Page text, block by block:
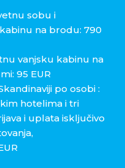
sobu i
na brodu: 790
vanjsku kabinu na
95 EUR
po osobi :
hotelima i tri
i uplata isključivo